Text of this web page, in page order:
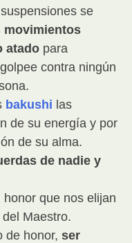
se
movimientos
atado para
contra ningún
bakushi las
de su energía y por
de su alma.
de nadie y
que nos elijan
Maestro.
de honor, ser